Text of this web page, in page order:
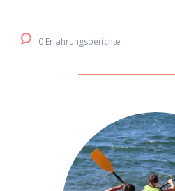
0 Erfahrungsberichte